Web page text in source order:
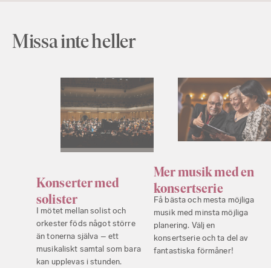
Missa inte heller
Konserter med
solister
I mötet mellan solist och
orkester föds något större
än tonerna själva – ett
musikaliskt samtal som bara
kan upplevas i stunden.
Mer musik med en
konsertserie
Få bästa och mesta möjliga
musik med minsta möjliga
planering. Välj en
konsertserie och ta del av
fantastiska förmåner!